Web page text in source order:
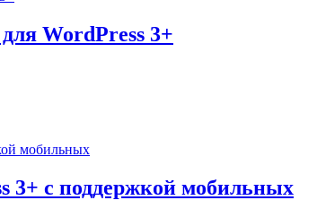
WordPress 3+
3+ с поддержкой мобильных